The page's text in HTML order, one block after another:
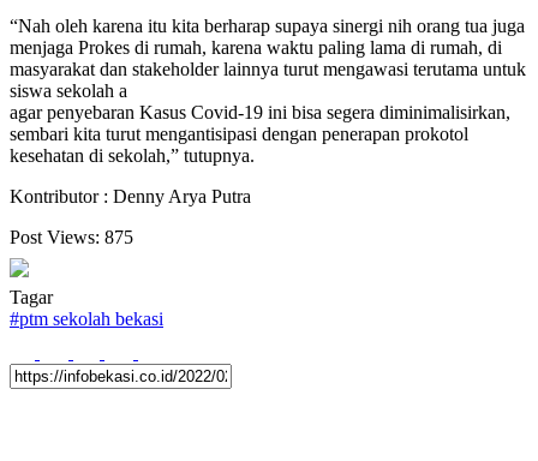
“Nah oleh karena itu kita berharap supaya sinergi nih orang tua juga
menjaga Prokes di rumah, karena waktu paling lama di rumah, di
masyarakat dan stakeholder lainnya turut mengawasi terutama untuk
siswa sekolah a
agar penyebaran Kasus Covid-19 ini bisa segera diminimalisirkan,
sembari kita turut mengantisipasi dengan penerapan prokotol
kesehatan di sekolah,” tutupnya.
Kontributor : Denny Arya Putra
Post Views: 875
Tagar
#ptm sekolah bekasi